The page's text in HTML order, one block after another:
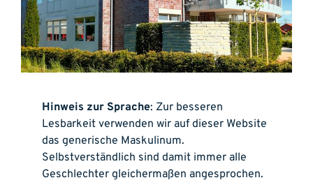
Hinweis zur Sprache: Zur besseren
Lesbarkeit verwenden wir auf dieser Website
das generische Maskulinum.
Selbstverständlich sind damit immer alle
Geschlechter gleichermaßen angesprochen.